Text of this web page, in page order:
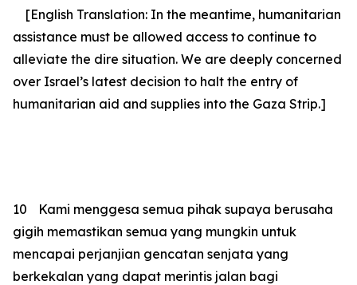
[English Translation: In the meantime, humanitarian
assistance must be allowed access to continue to
alleviate the dire situation. We are deeply concerned
over Israel’s latest decision to halt the entry of
humanitarian aid and supplies into the Gaza Strip.]
10
Kami menggesa semua pihak supaya berusaha
gigih memastikan semua yang mungkin untuk
mencapai perjanjian gencatan senjata yang
berkekalan yang dapat merintis jalan bagi